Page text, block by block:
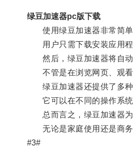
绿豆加速器pc版下载
使用绿豆加速器非常简单
用户只需下载安装应用程
然后，绿豆加速器将自动
不管是在浏览网页、观看
绿豆加速器还提供了多种
它可以在不同的操作系统
总而言之，绿豆加速器为
无论是家庭使用还是商务
#3#